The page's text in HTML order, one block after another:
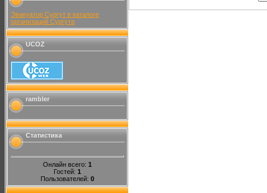
Эвакуатор Сургут в каталоге
организаций Сургута
UCOZ
rambler
Статистика
Онлайн всего: 1
Гостей: 1
Пользователей: 0